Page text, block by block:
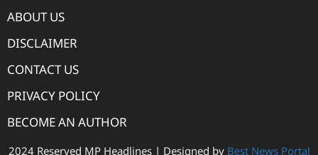
ABOUT US
DISCLAIMER
CONTACT US
PRIVACY POLICY
BECOME AN AUTHOR
2024 Reserved MP Headlines | Designed by Best News Portal